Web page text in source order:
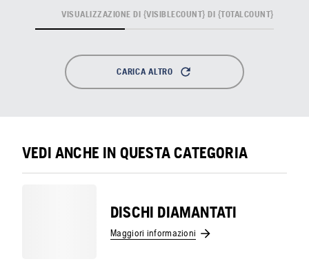
CARICA ALTRO
VISUALIZZAZIONE DI {VISIBLECOUNT} DI {TOTALCOUNT}
VEDI ANCHE IN QUESTA CATEGORIA
DISCHI DIAMANTATI
Maggiori informazioni